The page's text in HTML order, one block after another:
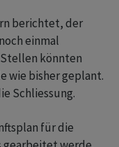
berichtet, der
einmal
Stellen könnten
wie bisher geplant.
Schliessung.
für die